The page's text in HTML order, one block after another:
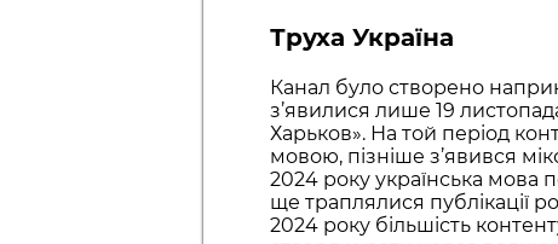
Труха Україна
Канал було створено
з’явилися лише 19
Харьков». На той період
мовою, пізніше з’явився
2024 року українська мова
ще траплялися публікації
2024 року більшість